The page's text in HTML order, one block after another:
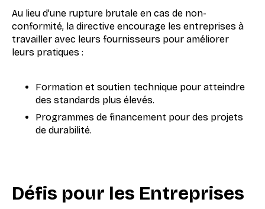
Au lieu d’une rupture brutale en cas de non-
conformité, la directive encourage les entreprises à
travailler avec leurs fournisseurs pour améliorer
leurs pratiques :
Formation et soutien technique pour atteindre
des standards plus élevés.
Programmes de financement pour des projets
de durabilité.
Défis pour les Entreprises